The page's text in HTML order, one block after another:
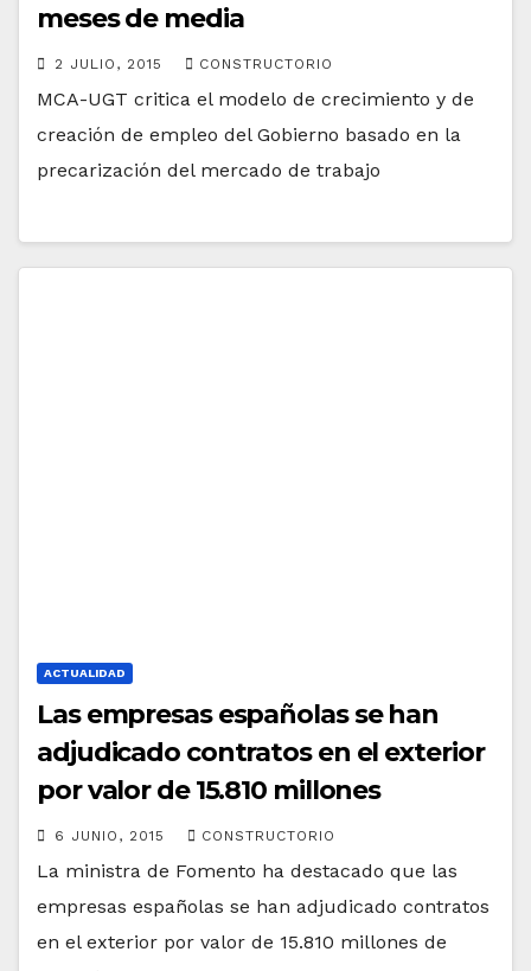
meses de media
2 JULIO, 2015 CONSTRUCTORIO
MCA-UGT critica el modelo de crecimiento y de
creación de empleo del Gobierno basado en la
precarización del mercado de trabajo
ACTUALIDAD
Las empresas españolas se han
adjudicado contratos en el exterior
por valor de 15.810 millones
6 JUNIO, 2015 CONSTRUCTORIO
La ministra de Fomento ha destacado que las
empresas españolas se han adjudicado contratos
en el exterior por valor de 15.810 millones de